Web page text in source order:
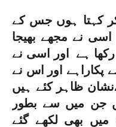
کہتا ہوں جس کے
نے مجھے بھیجا
رکھا ہے اور اسی نے
پکاراہے اور اس نے
ظاہر کئے ہیں
جن میں سے بطور
بھی لکھے گئے